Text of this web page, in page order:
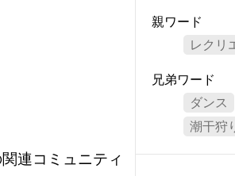
連コミュニティ
親ワード
レクリ
兄弟ワード
ダンス
潮干狩